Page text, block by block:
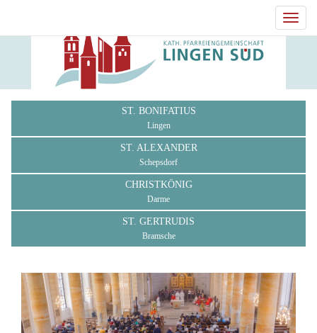
ST. BONIFATIUS
Lingen
ST. ALEXANDER
Schepsdorf
CHRISTKÖNIG
Darme
ST. GERTRUDIS
Bramsche